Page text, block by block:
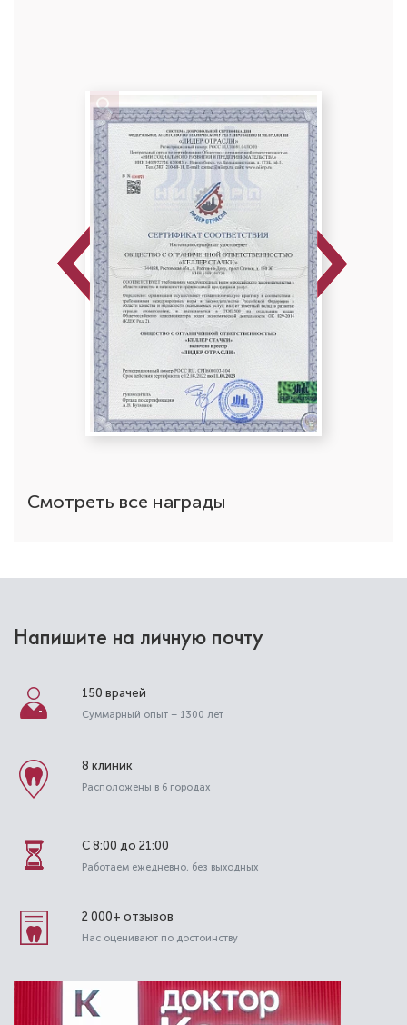
Попова Елена Алексеевна
Стоматолог-терапевт
Специальность: гигиена, терапия
Стаж работы: 13 лет
Савилова Ирина Владимировна
Специальность: гигиена, терапия
Previous Next
Смотреть все награды
Напишите на личную почту
150 врачей
Суммарный опыт – 1300 лет
8 клиник
Расположены в 6 городах
С 8:00 до 21:00
Работаем ежедневно, без выходных
2 000+ отзывов
Нас оценивают по достоинству